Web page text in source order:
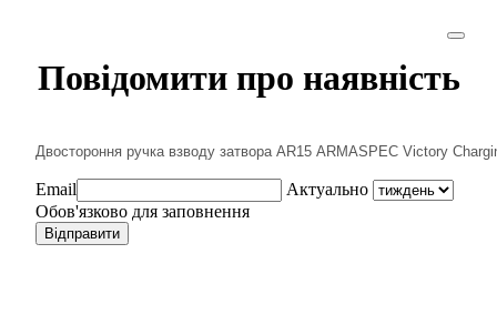
Повідомити про наявність
Email
Актуально
Обов'язково для заповнення
Відправити